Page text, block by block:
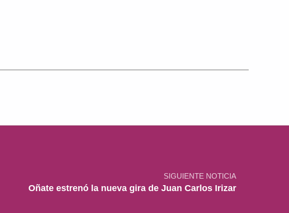
SIGUIENTE NOTICIA
Oñate estrenó la nueva gira de Juan Carlos Irizar